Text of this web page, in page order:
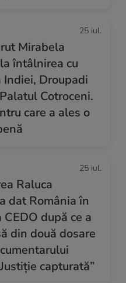
25 iul.
Mirabela
întâlnirea cu
Droupadi
Cotroceni.
care a ales o
25 iul.
Raluca
dat România în
după ce a
din două dosare
capturată”